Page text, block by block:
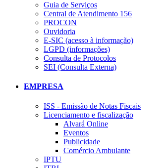
Guia de Serviços
Central de Atendimento 156
PROCON
Ouvidoria
E-SIC (acesso à informação)
LGPD (informações)
Consulta de Protocolos
SEI (Consulta Externa)
EMPRESA
ISS - Emissão de Notas Fiscais
Licenciamento e fiscalização
Alvará Online
Eventos
Publicidade
Comércio Ambulante
IPTU